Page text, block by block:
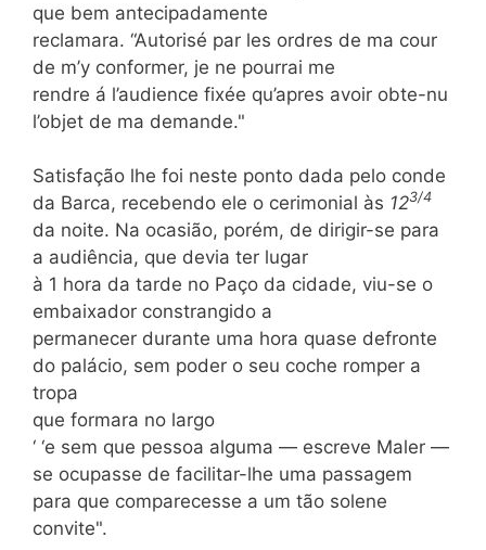
que bem antecipadamente
reclamara. “Autorisé par les ordres de ma cour
de m’y conformer, je ne pourrai me
rendre á l’audience fixée qu’apres avoir obte-nu
l’objet de ma demande."
Satisfação lhe foi neste ponto dada pelo conde
da Barca, recebendo ele o cerimonial às 123/4
da noite. Na ocasião, porém, de dirigir-se para
a audiência, que devia ter lugar
à 1 hora da tarde no Paço da cidade, viu-se o
embaixador constrangido a
permanecer durante uma hora quase defronte
do palácio, sem poder o seu coche romper a
tropa
que formara no largo
‘ ‘e sem que pessoa alguma — escreve Maler —
se ocupasse de facilitar-lhe uma passagem
para que comparecesse a um tão solene
convite".